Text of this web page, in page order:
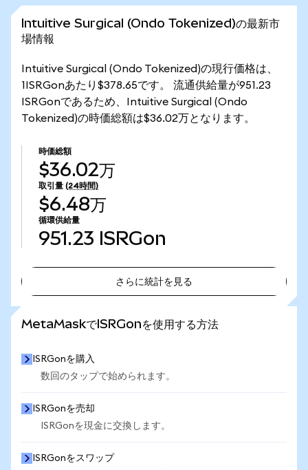
Intuitive Surgical (Ondo Tokenized)の最新市
場情報
Intuitive Surgical (Ondo Tokenized)の現行価格は、
1ISRGonあたり$378.65です。 流通供給量が951.23
ISRGonであるため、Intuitive Surgical (Ondo
Tokenized)の時価総額は$36.02万となります。
時価総額
$36.02万
取引量 (24時間)
$6.48万
循環供給量
951.23 ISRGon
さらに統計を見る
MetaMaskでISRGonを使用する方法
ISRGonを購入
数回のタップで始められます。
ISRGonを売却
ISRGonを現金に交換します。
ISRGonをスワップ